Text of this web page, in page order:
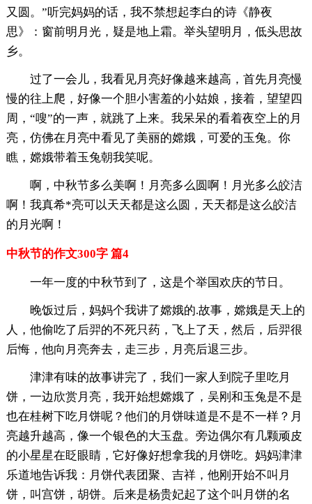
又圆。”听完妈妈的话，我不禁想起李白的诗《静夜
思》：窗前明月光，疑是地上霜。举头望明月，低头思故
乡。
过了一会儿，我看见月亮好像越来越高，首先月亮慢
慢的往上爬，好像一个胆小害羞的小姑娘，接着，望望四
周，“嗖”的一声，就跳了上来。我呆呆的看着夜空上的月
亮，仿佛在月亮中看见了美丽的嫦娥，可爱的玉兔。你
瞧，嫦娥带着玉兔朝我笑呢。
啊，中秋节多么美啊！月亮多么圆啊！月光多么皎洁
啊！我真希*亮可以天天都是这么圆，天天都是这么皎洁
的月光啊！
中秋节的作文300字 篇4
一年一度的中秋节到了，这是个举国欢庆的节日。
晚饭过后，妈妈个我讲了嫦娥的.故事，嫦娥是天上的
人，他偷吃了后羿的不死只药，飞上了天，然后，后羿很
后悔，他向月亮奔去，走三步，月亮后退三步。
津津有味的故事讲完了，我们一家人到院子里吃月
饼，一边欣赏月亮，我开始想嫦娥了，吴刚和玉兔是不是
也在桂树下吃月饼呢？他们的月饼味道是不是不一样？月
亮越升越高，像一个银色的大玉盘。旁边偶尔有几颗顽皮
的小星星在眨眼睛，它好像好想拿我的月饼吃。妈妈津津
乐道地告诉我：月饼代表团聚、吉祥，他刚开始不叫月
饼，叫宫饼，胡饼。后来是杨贵妃起了这个叫月饼的名